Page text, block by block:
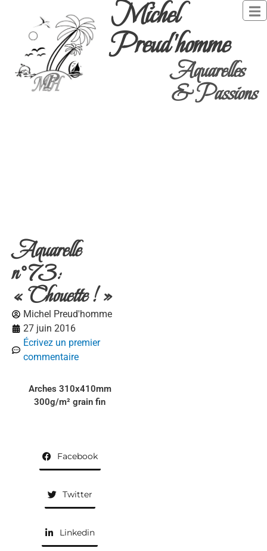
Michel
Preud'homme
Aquarelles
& Passions
Aquarelle
n°73:
« Chouette ! »
Michel Preud'homme
27 juin 2016
Écrivez un premier
commentaire
Arches 310x410mm
300g/m² grain fin
Facebook
Twitter
Linkedin